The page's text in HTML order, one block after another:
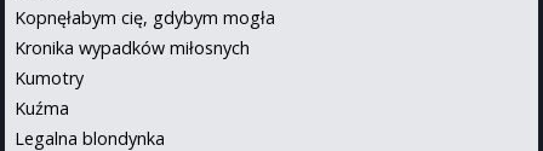
Kopnęłabym cię, gdybym mogła
Kronika wypadków miłosnych
Kumotry
Kuźma
Legalna blondynka